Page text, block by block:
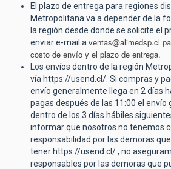
El plazo de entrega para regiones
Metropolitana va a depender de la
la región desde donde se solicite el
enviar e-mail a ventas@alimedsp.cl
costo de envío y el plazo de entrega.
Los envíos dentro de la región
vía https://usend.cl/ . Si compras y
envío generalmente llega en 2 días
pagas después de las 11:00 el
dentro de los 3 días hábiles
informar que nosotros no tenemos
responsabilidad por las demoras
tener https://usend.cl/, no
responsables por las demoras que